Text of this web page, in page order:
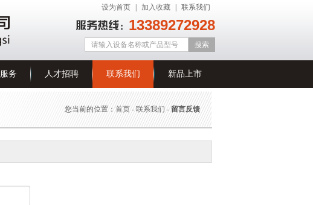
13389272928
设为首页 加入收藏 联系我们
务 人才招聘 联系我们 新品上市
您当前的位置： 首页-联系我们 - 留言反馈